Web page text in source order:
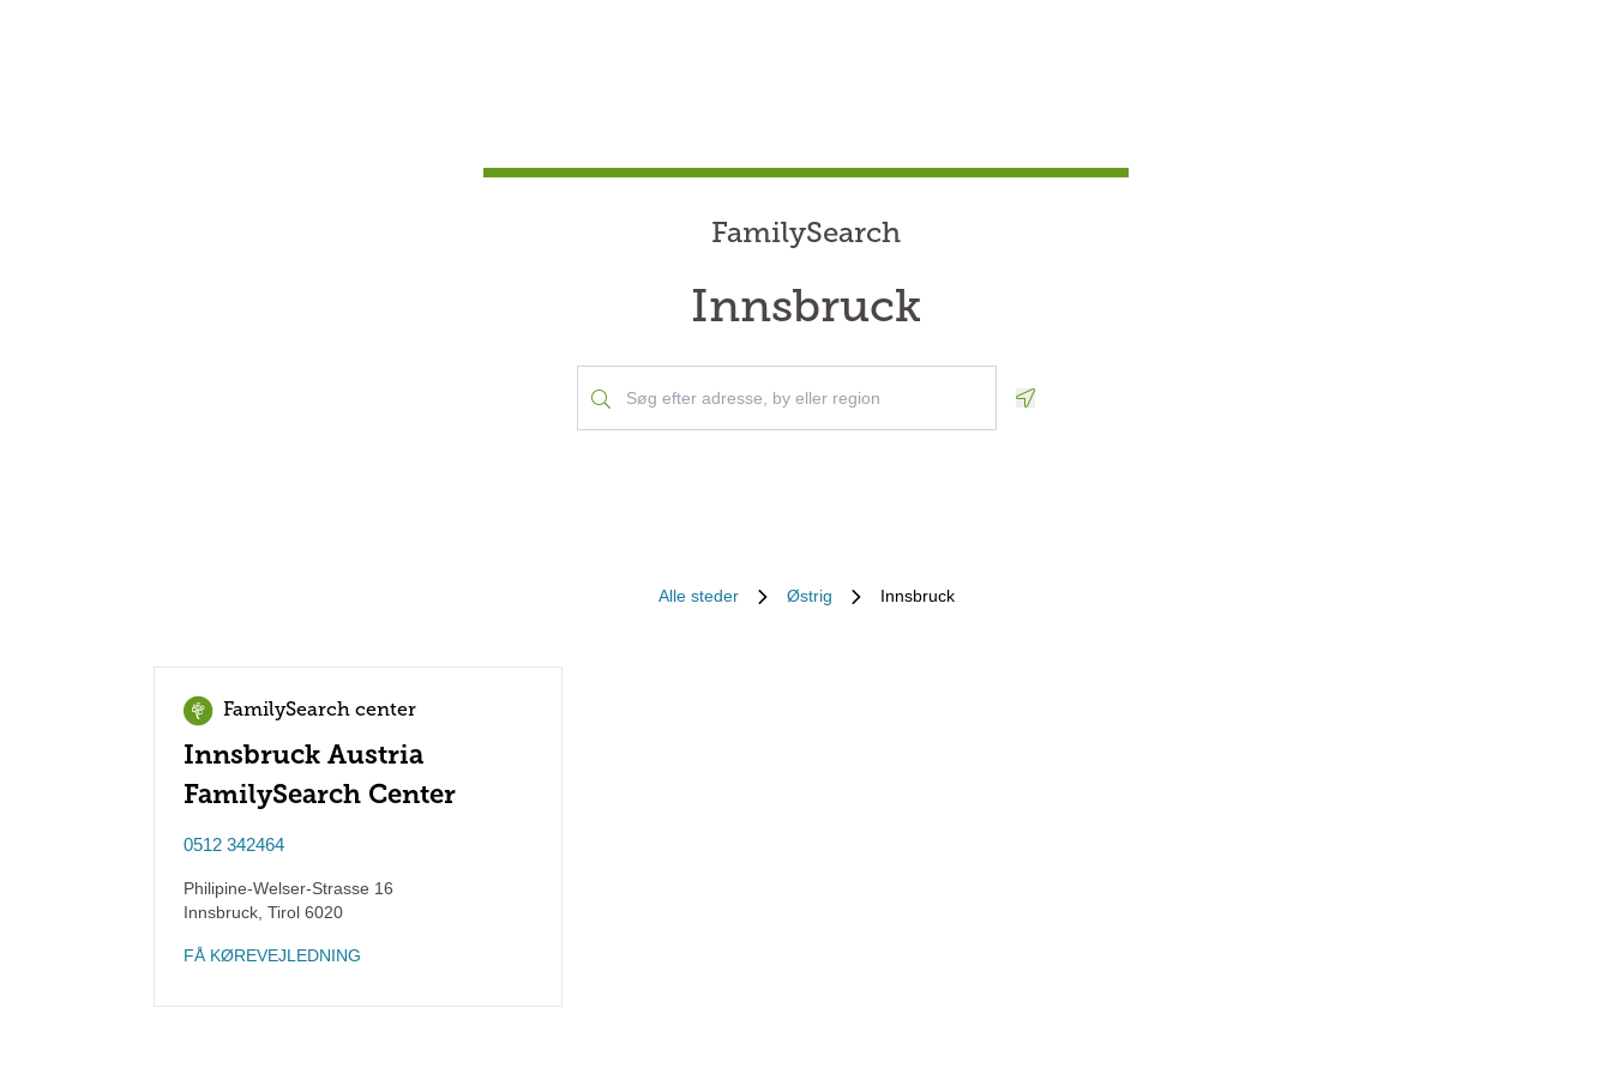
FamilySearch
Innsbruck
Alle steder Østrig Innsbruck
FamilySearch center
Innsbruck Austria
FamilySearch Center
0512 342464
Philipine-Welser-Strasse 16
Innsbruck Tirol 6020
FÅ KØREVEJLEDNING